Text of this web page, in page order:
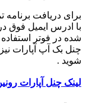
برای دریافت برنامه
با ادرس ایمیل فوق
شده در فوتر استفاده
چنل بک آپ آپارات
شوید .
لینک چنل آپارات